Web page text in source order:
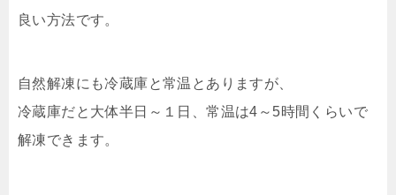
良い方法です。
自然解凍にも冷蔵庫と常温とありますが、
冷蔵庫だと大体半日～１日、常温は4～5時間くらいで
解凍できます。